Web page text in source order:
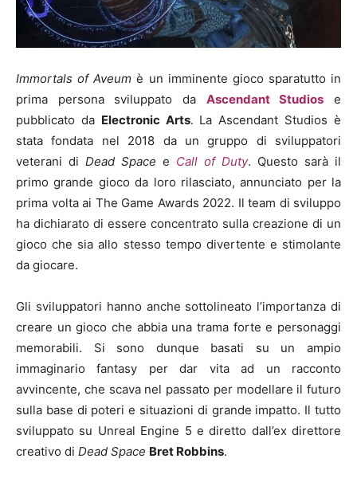
Immortals of Aveum è un imminente gioco sparatutto in
prima persona sviluppato da Ascendant Studios e
pubblicato da Electronic Arts. La Ascendant Studios è
stata fondata nel 2018 da un gruppo di sviluppatori
veterani di Dead Space e Call of Duty. Questo sarà il
primo grande gioco da loro rilasciato, annunciato per la
prima volta ai The Game Awards 2022. Il team di sviluppo
ha dichiarato di essere concentrato sulla creazione di un
gioco che sia allo stesso tempo divertente e stimolante
da giocare.
Gli sviluppatori hanno anche sottolineato l’importanza di
creare un gioco che abbia una trama forte e personaggi
memorabili. Si sono dunque basati su un ampio
immaginario fantasy per dar vita ad un racconto
avvincente, che scava nel passato per modellare il futuro
sulla base di poteri e situazioni di grande impatto. Il tutto
sviluppato su Unreal Engine 5 e diretto dall’ex direttore
creativo di Dead Space Bret Robbins.